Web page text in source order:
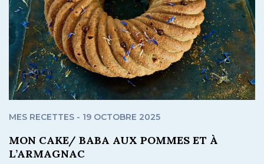
MES RECETTES - 19 OCTOBRE 2025
MON CAKE/ BABA AUX POMMES ET À
L’ARMAGNAC